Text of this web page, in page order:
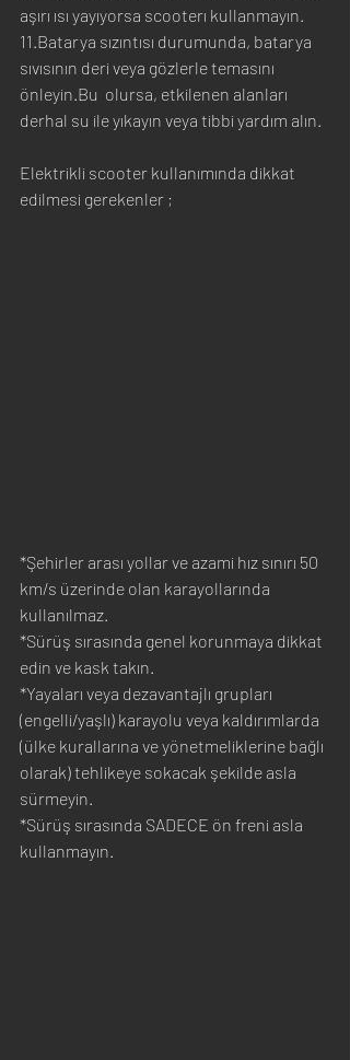
aşırı ısı yayıyorsa scooterı kullanmayın.
11.Batarya sızıntısı durumunda, batarya
sıvısının deri veya gözlerle temasını
önleyin.Bu  olursa, etkilenen alanları
derhal su ile yıkayın veya tibbi yardım alın.
Elektrikli scooter kullanımında dikkat
edilmesi gerekenler ;
*Şehirler arası yollar ve azami hız sınırı 50
km/s üzerinde olan karayollarında
kullanılmaz.
*Sürüş sırasında genel korunmaya dikkat
edin ve kask takın.
*Yayaları veya dezavantajlı grupları
(engelli/yaşlı) karayolu veya kaldırımlarda
(ülke kurallarına ve yönetmeliklerine bağlı
olarak) tehlikeye sokacak şekilde asla
sürmeyin.
*Sürüş sırasında SADECE ön freni asla
kullanmayın.